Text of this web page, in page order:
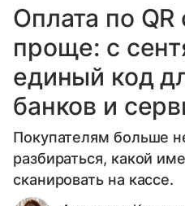
Оплата по QR
проще: с
единый код
банков и
Покупателям больше
разбираться, какой
сканировать на кассе.